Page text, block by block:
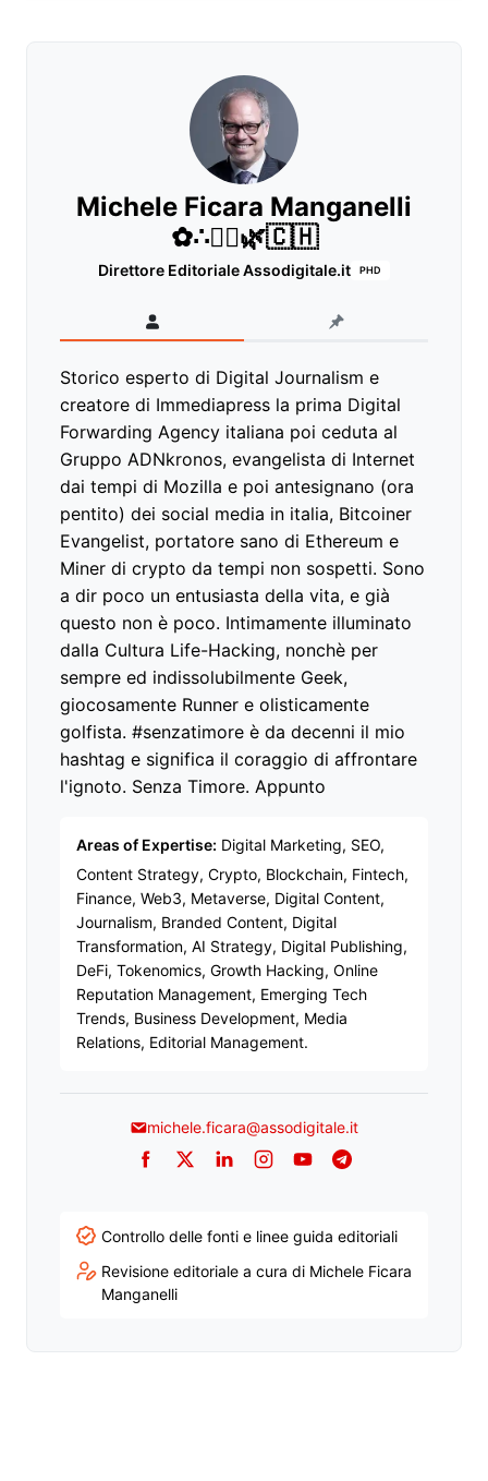
Michele Ficara Manganelli
✿∴♛🌿🇨🇭
Direttore Editoriale Assodigitale.it PHD
Storico esperto di Digital Journalism e
creatore di Immediapress la prima Digital
Forwarding Agency italiana poi ceduta al
Gruppo ADNkronos, evangelista di Internet
dai tempi di Mozilla e poi antesignano (ora
pentito) dei social media in italia, Bitcoiner
Evangelist, portatore sano di Ethereum e
Miner di crypto da tempi non sospetti. Sono
a dir poco un entusiasta della vita, e già
questo non è poco. Intimamente illuminato
dalla Cultura Life-Hacking, nonchè per
sempre ed indissolubilmente Geek,
giocosamente Runner e olisticamente
golfista. #senzatimore è da decenni il mio
hashtag e significa il coraggio di affrontare
l'ignoto. Senza Timore. Appunto
Areas of Expertise: Digital Marketing, SEO,
Content Strategy, Crypto, Blockchain, Fintech,
Finance, Web3, Metaverse, Digital Content,
Journalism, Branded Content, Digital
Transformation, AI Strategy, Digital Publishing,
DeFi, Tokenomics, Growth Hacking, Online
Reputation Management, Emerging Tech
Trends, Business Development, Media
Relations, Editorial Management.
michele.ficara@assodigitale.it
Facebook
TwitterLinkedInInstagram
YouTubeTelegram
Controllo delle fonti e linee guida editoriali
Revisione editoriale a cura di Michele Ficara
Manganelli